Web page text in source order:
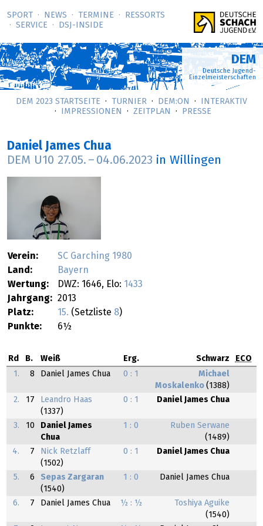
SPORT NEWS TERMINE
RESSORTS
SERVICE
DSJ-­INSIDE
DEM
Deutsche Jugend-
Einzelmeisterschaften
DEM 2023 STARTSEITE TURNIER DEM:ON
INTERAKTIV
IMPRESSIONEN
ZEITPLAN PRESSE
Daniel James Chua
DEM U10 27.05. – 04.06.2023 in Willingen
Verein:
SC Garching 1980
Land:
Bayern
Wertung:
DWZ: 1646, Elo: 1433
Jahrgang: 2013
Platz:
15. (Setzliste 8)
Punkte:
6½
Rd B. Weiß Erg. Schwarz
ECO
1.
8 Daniel James Chua 0 : 1
Michael
Moskalenko (1388)
2.
17
Leandro Haas
(1337)
0 : 1 Daniel James Chua
3. 10
Daniel James
Chua
1 : 0
Ruben Serwane
(1489)
4.
7
Nick Retzlaff
(1502)
0 : 1 Daniel James Chua
5. 6
Sepas Zargaran
(1540)
1 : 0 Daniel James Chua
6. 7 Daniel James Chua ½ : ½
Toshiya Aguike
(1540)